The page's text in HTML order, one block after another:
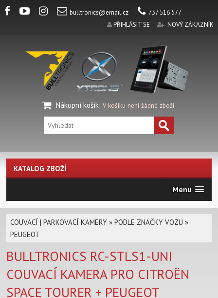
bulltronics@email.cz
737 516 577
PŘIHLÁSIT SE
NOVÝ ZÁKAZNÍK
Nákupní košík: V košíku není žádné zboží.
KATALOG ZBOŽÍ
Menu
COUVACÍ | PARKOVACÍ KAMERY »PODLE ZNAČKY VOZU »
PEUGEOT
BULLTRONICS RC-STLS1-UNI
COUVACÍ KAMERA PRO CITROËN
SPACE TOURER + PEUGEOT